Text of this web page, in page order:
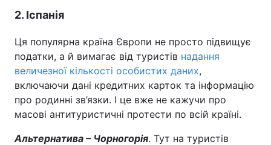
2. Іспанія
Ця популярна країна Європи не просто підвищує
податки, а й вимагає від туристів надання
величезної кількості особистих даних,
включаючи дані кредитних карток та інформацію
про родинні зв’язки. І це вже не кажучи про
масові антитуристичні протести по всій країні.
Альтернатива – Чорногорія. Тут на туристів